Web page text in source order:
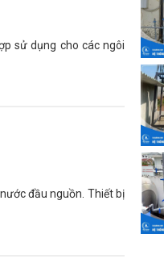
sử dụng cho các ngôi
đầu nguồn. Thiết bị